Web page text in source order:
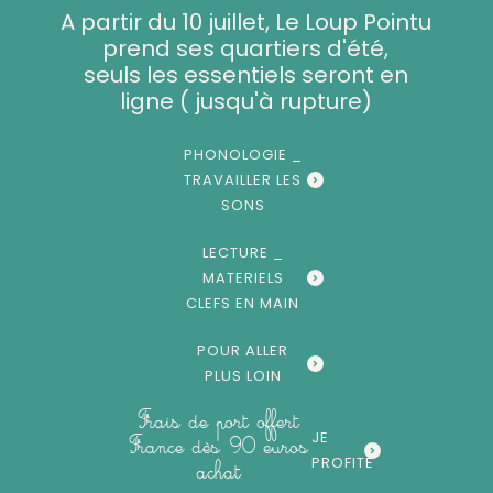
A partir du 10 juillet, Le Loup Pointu
prend ses quartiers d'été,
seuls les essentiels seront en
ligne ( jusqu'à rupture)
PHONOLOGIE _
TRAVAILLER LES
SONS
LECTURE _
MATERIELS
CLEFS EN MAIN
POUR ALLER
PLUS LOIN
Frais de port offert
France dès 90 euros
achat
JE
PROFITE